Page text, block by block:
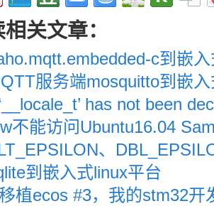
关文章：
c到嵌
服务端mosquitto到嵌
has not been
不能访问Ubuntu16.04
、
到嵌入式linux平台
植ecos #3，我的stm32开